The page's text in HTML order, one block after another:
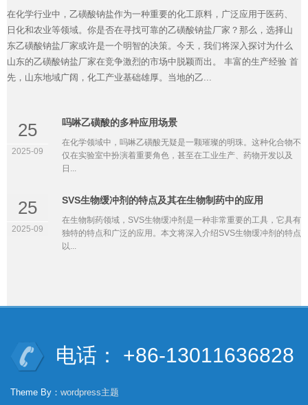
在化学行业中，乙磺酸钠盐作为一种重要的化工原料，广泛应用于医药、
日化和农业等领域。你是否在寻找可靠的乙磺酸钠盐厂家？那么，选择山
东乙磺酸钠盐厂家或许是一个明智的决策。今天，我们将深入探讨为什么
山东的乙磺酸钠盐厂家在竞争激烈的市场中脱颖而出。 丰富的生产经验 首
先，山东地域广阔，化工产业基础雄厚。当地的乙...
25
2025-09
吗啉乙磺酸的多种应用场景
在化学领域中，吗啉乙磺酸无疑是一颗璀璨的明珠。这种化合物不
仅在实验室中扮演着重要角色，甚至在工业生产、药物开发以及
日...
25
2025-09
SVS生物缓冲剂的特点及其在生物制药中的应用
在生物制药领域，SVS生物缓冲剂是一种非常重要的工具，它具有
独特的特点和广泛的应用。本文将深入介绍SVS生物缓冲剂的特点
以...
电话： +86-13011636828
Theme By： wordpress主题